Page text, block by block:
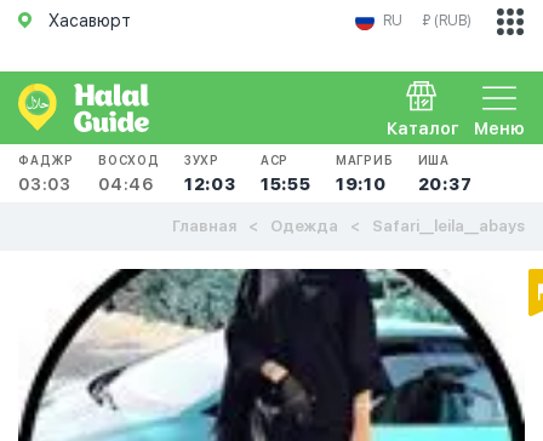
Хасавюрт RU ₽ (RUB)
Меню
Каталог
ФАДЖР
03:03
ВОСХОД
04:46
ЗУХР
12:03
АСР
15:55
МАГРИБ
19:10
ИША
20:37
Главная Одежда Safari__leila__abays